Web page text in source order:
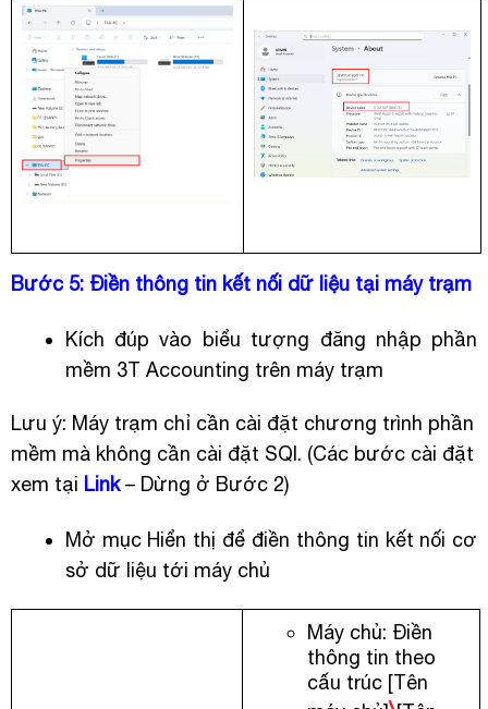
Bước 5: Điền thông tin kết nối dữ liệu tại máy trạm
Kích đúp vào biểu tượng đăng nhập phần
mềm 3T Accounting trên máy trạm
Lưu ý: Máy trạm chỉ cần cài đặt chương trình phần
mềm mà không cần cài đặt SQl. (Các bước cài đặt
xem tại Link– Dừng ở Bước 2)
Mở mục Hiển thị để điền thông tin kết nối cơ
sở dữ liệu tới máy chủ
Máy chủ: Điền
thông tin theo
cấu trúc [Tên